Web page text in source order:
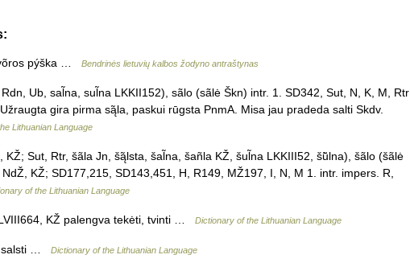
pýška … Bendrinės lietuvių kalbos žodyno antraštynas
Ub, sal̃na, sul̃na LKKII152), sãlo (sãlė Škn) intr. 1. SD342, Sut, N, K, M, Rtr
gira pirma są̃la, paskui rūgsta PnmA. Misa jau pradeda salti Skdv.
Lithuanian Language
Sut, Rtr, šãla Jn, šą̃lsta, šal̃na, šañla KŽ, šul̃na LKKIII52, šū̃lna), šãlo (šãlė
KŽ; SD177,215, SD143,451, H, R149, MŽ197, I, N, M 1. intr. impers. R,
of the Lithuanian Language
KŽ palengva tekėti, tvinti … Dictionary of the Lithuanian Language
salsti … Dictionary of the Lithuanian Language